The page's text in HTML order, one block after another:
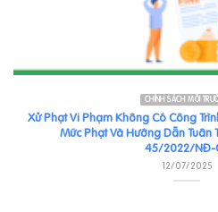
CHÍNH SÁCH MÔI
Xử Phạt Vi Phạm Không Có Công
Mức Phạt Và Hướng Dẫn Tuân
45/2022/NĐ-
12/07/2025